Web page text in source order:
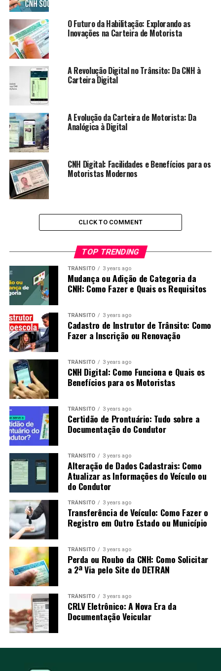
O Futuro da Habilitação: Explorando as
Inovações na Carteira de Motorista
A Revolução Digital no Trânsito: Da CNH à
Carteira Digital
A Evolução da Carteira de Motorista: Da
Analógica à Digital
CNH Digital: Facilidades e Benefícios para os
Motoristas Modernos
CLICK TO COMMENT
TOP TRENDING
TRÂNSITO 3 years ago
Mudança ou Adição de Categoria da
CNH: Como Fazer e Quais os Requisitos
TRÂNSITO 3 years ago
Cadastro de Instrutor de Trânsito: Como
Fazer a Inscrição ou Renovação
TRÂNSITO 3 years ago
CNH Digital: Como Funciona e Quais os
Benefícios para os Motoristas
TRÂNSITO 3 years ago
Certidão de Prontuário: Tudo sobre a
Documentação do Condutor
TRÂNSITO 3 years ago
Alteração de Dados Cadastrais: Como
Atualizar as Informações do Veículo ou
do Condutor
TRÂNSITO 3 years ago
Transferência de Veículo: Como Fazer o
Registro em Outro Estado ou Município
TRÂNSITO 3 years ago
Perda ou Roubo da CNH: Como Solicitar
a 2ª Via pelo Site do DETRAN
TRÂNSITO 3 years ago
CRLV Eletrônico: A Nova Era da
Documentação Veicular